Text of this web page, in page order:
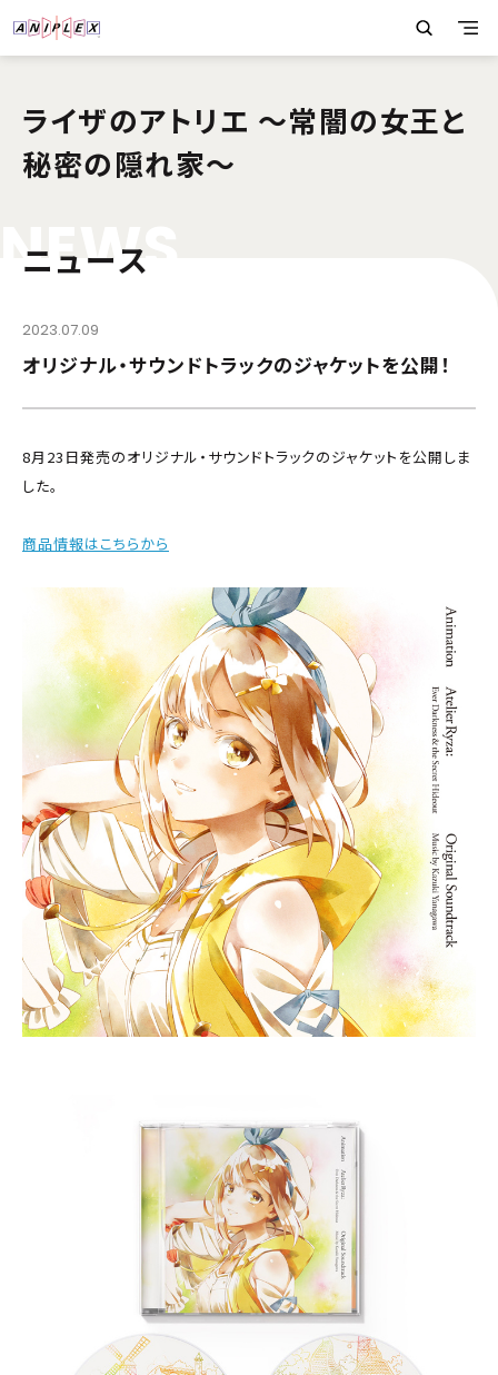
ライザのアトリエ 〜常闇の女王と
秘密の隠れ家〜
NEWS
ニュース
2023.07.09
オリジナル・サウンドトラックのジャケットを公開！
8月23日発売のオリジナル・サウンドトラックのジャケットを公開しま
した。
商品情報はこちらから